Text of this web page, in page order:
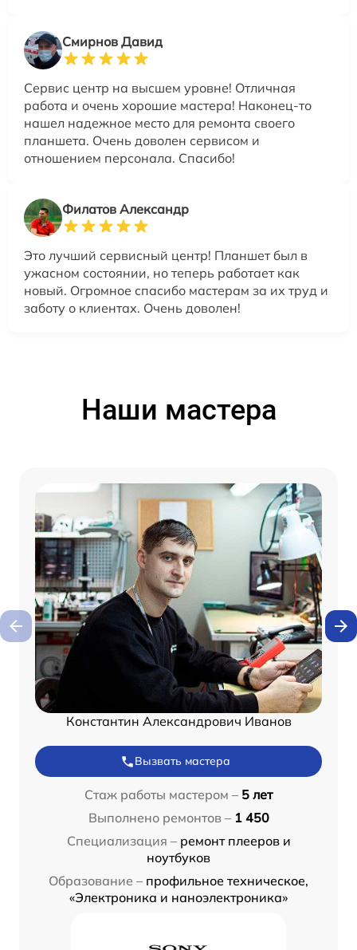
Смирнов Давид
Сервис центр на высшем уровне! Отличная
работа и очень хорошие мастера! Наконец-то
нашел надежное место для ремонта своего
планшета. Очень доволен сервисом и
отношением персонала. Спасибо!
Филатов Александр
Это лучший сервисный центр! Планшет был в
ужасном состоянии, но теперь работает как
новый. Огромное спасибо мастерам за их труд и
заботу о клиентах. Очень доволен!
Наши мастера
Константин Александрович Иванов
Вызвать мастера
Стаж работы мастером – 5 лет
Выполнено ремонтов – 1 450
Специализация – ремонт плееров и
ноутбуков
Образование – профильное техническое,
«Электроника и наноэлектроника»